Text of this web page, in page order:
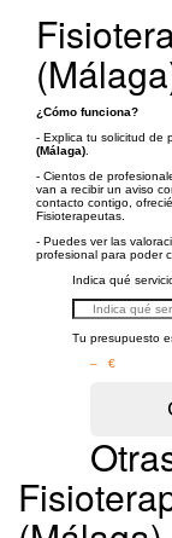
¿Cómo funciona?
- Explica tu solicitud de
(Málaga)
- Cientos de
van a recibir un aviso
contacto contigo,
Fisioterapeutas.
- Puedes ver las
profesional para poder
Indica qué
Tu presupuesto
– €